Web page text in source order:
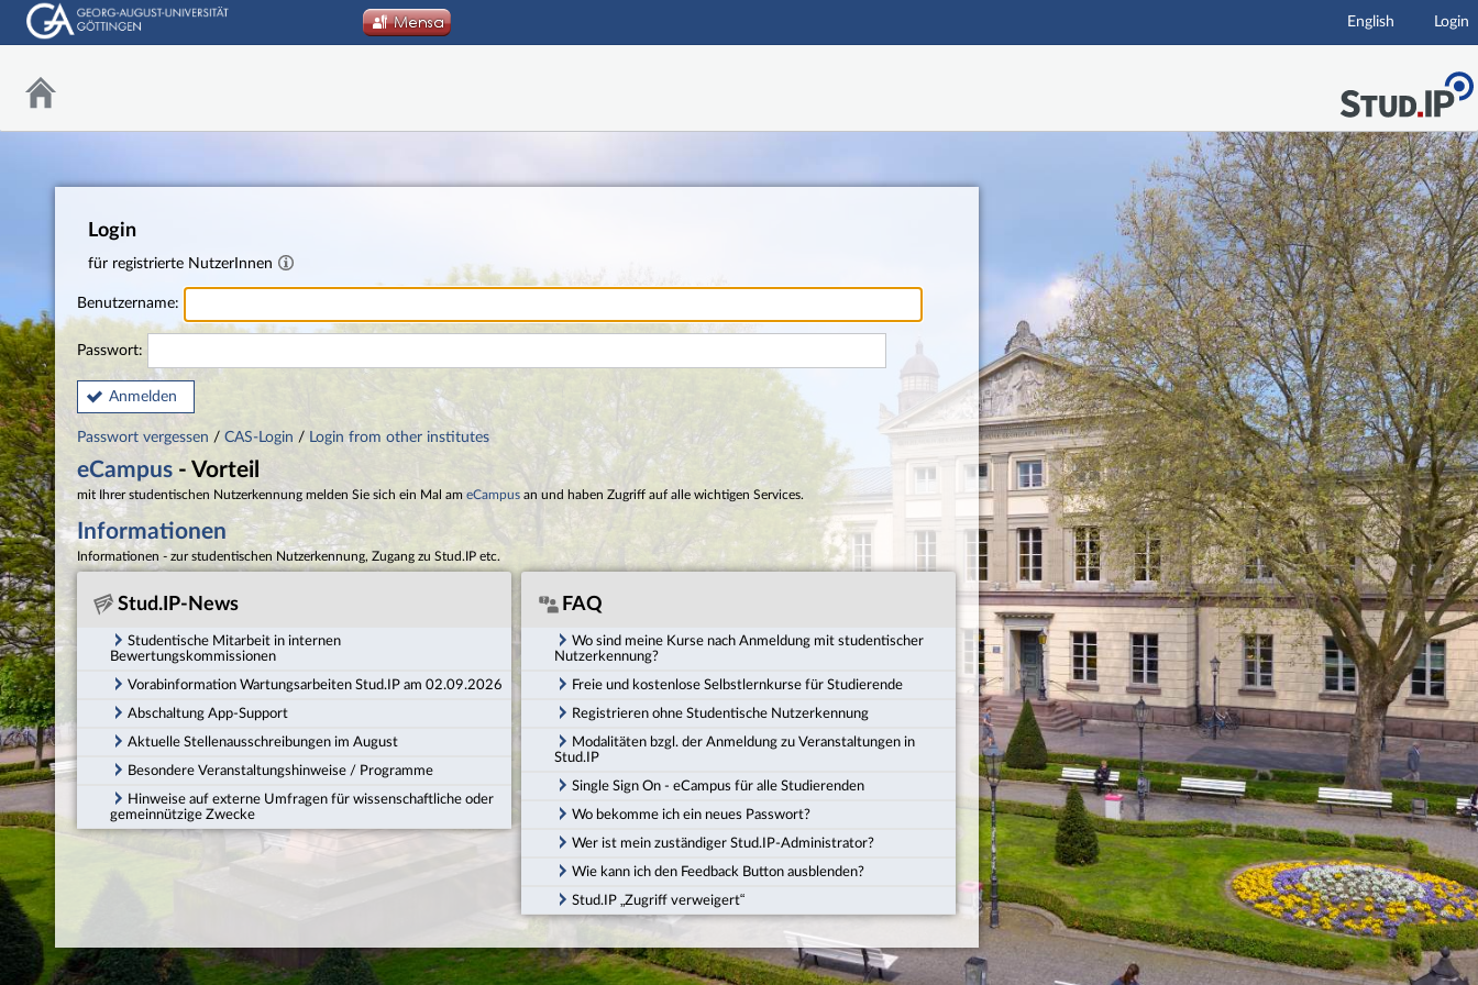
Hauptnavigation
English Login
Login
für registrierte NutzerInnen
Benutzername:
Passwort:
Anmelden
Passwort vergessen / CAS-Login / Login from other institutes
eCampus - Vorteil
mit Ihrer studentischen Nutzerkennung melden Sie sich ein Mal am eCampus an und haben Zugriff auf alle wichtigen Services.
Informationen
Informationen - zur studentischen Nutzerkennung, Zugang zu Stud.IP etc.
Stud.IP-News
Studentische Mitarbeit in internen
Bewertungskommissionen
Vorabinformation Wartungsarbeiten Stud.IP am 02.09.2026
Abschaltung App-Support
Aktuelle Stellenausschreibungen im August
Besondere Veranstaltungshinweise / Programme
Hinweise auf externe Umfragen für wissenschaftliche oder
gemeinnützige Zwecke
FAQ
Wo sind meine Kurse nach Anmeldung mit studentischer
Nutzerkennung?
Freie und kostenlose Selbstlernkurse für Studierende
Registrieren ohne Studentische Nutzerkennung
Modalitäten bzgl. der Anmeldung zu Veranstaltungen in
Stud.IP
Single Sign On - eCampus für alle Studierenden
Wo bekomme ich ein neues Passwort?
Wer ist mein zuständiger Stud.IP-Administrator?
Wie kann ich den Feedback Button ausblenden?
Stud.IP „Zugriff verweigert“